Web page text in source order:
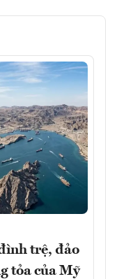
trệ, đảo
tỏa của Mỹ